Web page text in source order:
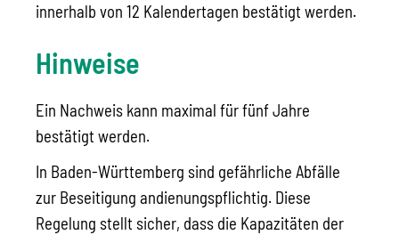
innerhalb von 12 Kalendertagen bestätigt werden.
Hinweise
Ein Nachweis kann maximal für fünf Jahre
bestätigt werden.
In Baden-Württemberg sind gefährliche Abfälle
zur Beseitigung andienungspflichtig. Diese
Regelung stellt sicher, dass die Kapazitäten der